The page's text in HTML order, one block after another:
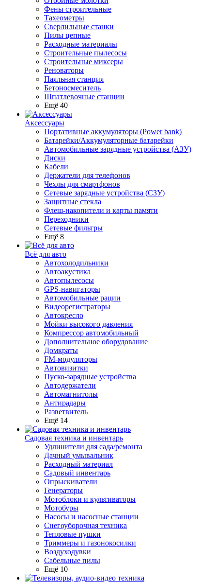
Фены строительные
Тахеометры
Сверлильные станки
Пилы цепные
Расходные материалы
Строительные пылесосы
Строительные миксеры
Реноваторы
Паяльная станция
Бетоносмеситель
Шпатлевочные станции
Ещё 40
Аксессуары
Портативные аккумуляторы (Power bank)
Батарейки/Аккумуляторные батарейки
Автомобильные зарядные устройства (АЗУ)
Диски
Кабели
Держатели для телефонов
Чехлы для смартфонов
Сетевые зарядные устройства (СЗУ)
Защитные стекла
Флеш-накопители и карты памяти
Переходники
Сетевые фильтры
Ещё 8
Всё для авто
Автохолодильники
Автоакустика
Автопылесосы
GPS-навигаторы
Автомобильные рации
Видеорегистраторы
Автокресло
Мойки высокого давления
Компрессор автомобильный
Дополнительное оборудование
Домкраты
FM-модуляторы
Автовизитки
Пуско-зарядные устройства
Автодержатели
Автомагнитолы
Антирадары
Разветвитель
Ещё 14
Садовая техника и инвентарь
Удлинители для сада/ремонта
Дачный умывальник
Расходный материал
Садовый инвентарь
Опрыскиватели
Генераторы
Мотоблоки и культиваторы
Мотобуры
Насосы и насосные станции
Снегоуборочная техника
Тепловые пушки
Триммеры и газонокосилки
Воздуходувки
Сабельные пилы
Ещё 10